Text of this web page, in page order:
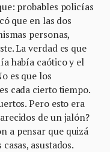
probables policías
que en las dos
personas,
La verdad es que
había caótico y el
es que los
cada cierto tiempo.
Pero esto era
de un jalón?
a pensar que quizá
asustados.